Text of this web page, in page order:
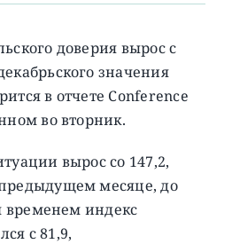
доверия вырос с
значения
в отчете Conference
во вторник.
вырос со 147,2,
месяце, до
временем индекс
с 81,9,